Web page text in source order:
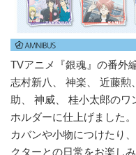
TVアニメ『銀魂』の番外
志村新八、 神楽、 近藤勲
助、 神威、 桂小太郎の
ホルダーに仕上げました。
カバンや小物につけたり
クターとの日常をお楽しみ